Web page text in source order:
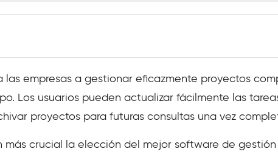
empresas a gestionar eficazmente proyectos
Los usuarios pueden actualizar fácilmente las
proyectos para futuras consultas una vez
crucial la elección del mejor software de